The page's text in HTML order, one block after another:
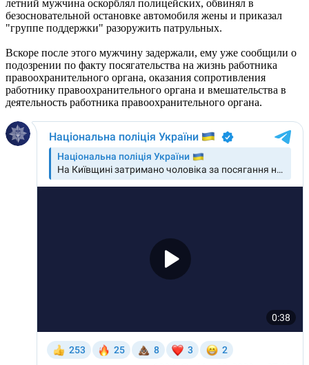
летний мужчина оскорблял полицейских, обвинял в
безосновательной остановке автомобиля жены и приказал
"группе поддержки" разоружить патрульных.
Вскоре после этого мужчину задержали, ему уже сообщили о
подозрении по факту посягательства на жизнь работника
правоохранительного органа, оказания сопротивления
работнику правоохранительного органа и вмешательства в
деятельность работника правоохранительного органа.